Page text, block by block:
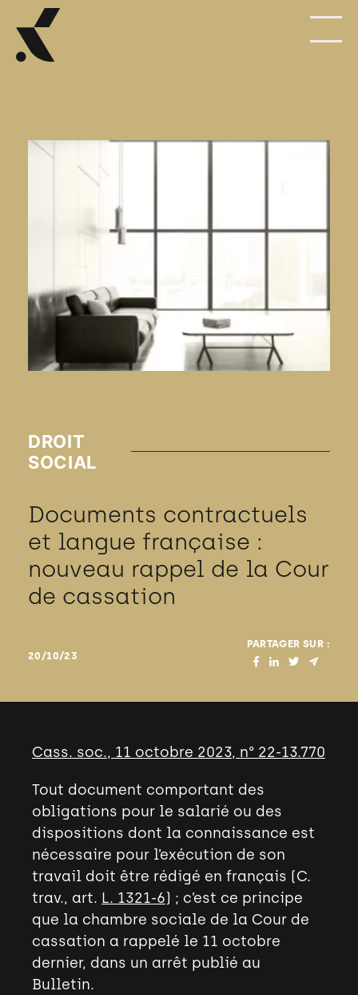
DROIT
SOCIAL
Documents contractuels
et langue française :
nouveau rappel de la Cour
de cassation
20/10/23
PARTAGER SUR :
Cass. soc., 11 octobre 2023, n° 22-13.770
Tout document comportant des
obligations pour le salarié ou des
dispositions dont la connaissance est
nécessaire pour l’exécution de son
travail doit être rédigé en français (C.
trav., art. L. 1321-6) ; c’est ce principe
que la chambre sociale de la Cour de
cassation a rappelé le 11 octobre
dernier, dans un arrêt publié au
Bulletin.